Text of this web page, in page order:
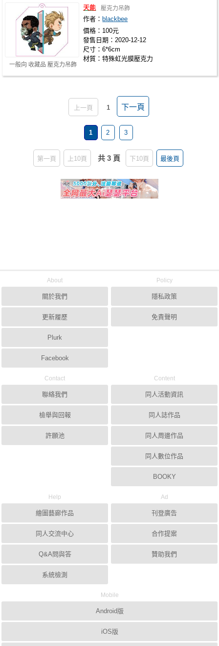
一般向 收藏品 壓克力吊飾
天能 壓克力吊飾
作者： blackbee
價格：100元
發售日期：2020-12-12
尺寸：6*6cm
材質：特殊虹光膜壓克力
上一頁 1 下一頁
1 2 3
第一頁 上10頁 共 3 頁 下10頁 最後頁
About
關於我們
更新履歷
Plurk
Facebook
Policy
隱私政策
免責聲明
Contact
聯絡我們
檢舉與回報
許願池
Content
同人活動資訊
同人誌作品
同人周邊作品
同人數位作品
BOOKY
Help
繪圖藝廊作品
同人交流中心
Q&A問與答
系統檢測
Ad
刊登廣告
合作提案
贊助我們
Mobile
Android版
iOS版